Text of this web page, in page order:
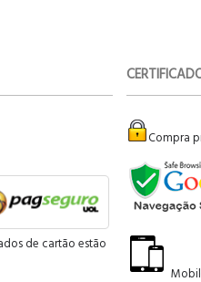
de cartão estão
Compra